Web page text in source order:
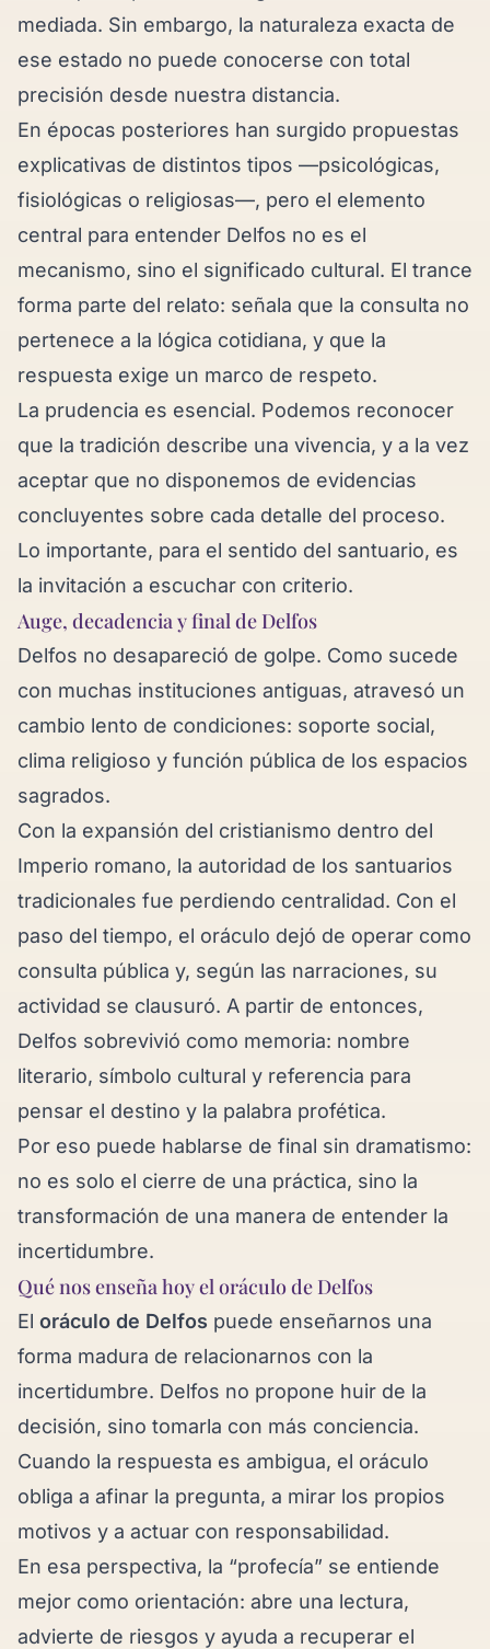
mediada. Sin embargo, la naturaleza exacta de
ese estado no puede conocerse con total
precisión desde nuestra distancia.
En épocas posteriores han surgido propuestas
explicativas de distintos tipos —psicológicas,
fisiológicas o religiosas—, pero el elemento
central para entender Delfos no es el
mecanismo, sino el significado cultural. El trance
forma parte del relato: señala que la consulta no
pertenece a la lógica cotidiana, y que la
respuesta exige un marco de respeto.
La prudencia es esencial. Podemos reconocer
que la tradición describe una vivencia, y a la vez
aceptar que no disponemos de evidencias
concluyentes sobre cada detalle del proceso.
Lo importante, para el sentido del santuario, es
la invitación a escuchar con criterio.
Auge, decadencia y final de Delfos
Delfos no desapareció de golpe. Como sucede
con muchas instituciones antiguas, atravesó un
cambio lento de condiciones: soporte social,
clima religioso y función pública de los espacios
sagrados.
Con la expansión del cristianismo dentro del
Imperio romano, la autoridad de los santuarios
tradicionales fue perdiendo centralidad. Con el
paso del tiempo, el oráculo dejó de operar como
consulta pública y, según las narraciones, su
actividad se clausuró. A partir de entonces,
Delfos sobrevivió como memoria: nombre
literario, símbolo cultural y referencia para
pensar el destino y la palabra profética.
Por eso puede hablarse de final sin dramatismo:
no es solo el cierre de una práctica, sino la
transformación de una manera de entender la
incertidumbre.
Qué nos enseña hoy el oráculo de Delfos
El oráculo de Delfos puede enseñarnos una
forma madura de relacionarnos con la
incertidumbre. Delfos no propone huir de la
decisión, sino tomarla con más conciencia.
Cuando la respuesta es ambigua, el oráculo
obliga a afinar la pregunta, a mirar los propios
motivos y a actuar con responsabilidad.
En esa perspectiva, la “profecía” se entiende
mejor como orientación: abre una lectura,
advierte de riesgos y ayuda a recuperar el